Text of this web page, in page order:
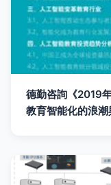
德勤咨詢《2019
教育智能化的浪潮